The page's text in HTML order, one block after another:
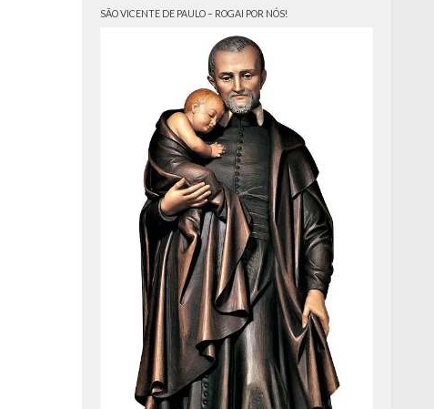
SÃO VICENTE DE PAULO – ROGAI POR NÓS!